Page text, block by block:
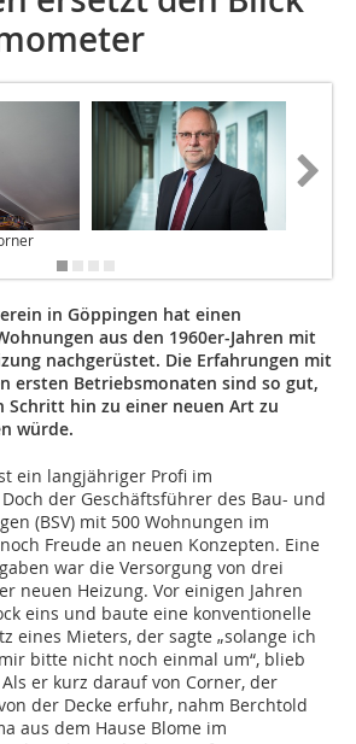
in Göppingen hat einen
aus den 1960er-Jahren mit
nachgerüstet. Die Erfahrungen mit
ersten Betriebsmonaten sind so gut,
Schritt hin zu einer neuen Art zu
würde.
ein langjähriger Profi im
der Geschäftsführer des Bau- und
(BSV) mit 500 Wohnungen im
Freude an neuen Konzepten. Eine
war die Versorgung von drei
neuen Heizung. Vor einigen Jahren
eins und baute eine konventionelle
eines Mieters, der sagte „solange ich
bitte nicht noch einmal um“, blieb
er kurz darauf von Corner, der
der Decke erfuhr, nahm Berchtold
aus dem Hause Blome im